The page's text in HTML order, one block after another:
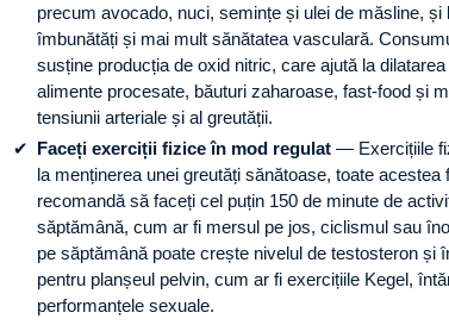
precum avocado, nuci, semințe și ulei de măsline,
îmbunătăți și mai mult sănătatea vasculară.
susține producția de oxid nitric, care ajută la
alimente procesate, băuturi zaharoase, fast-food și
tensiunii arteriale și al greutății.
Faceți exerciții fizice în mod regulat — Exercițiile
la menținerea unei greutăți sănătoase, toate
recomandă să faceți cel puțin 150 de minute de
săptămână, cum ar fi mersul pe jos, ciclismul sau
pe săptămână poate crește nivelul de testosteron
pentru planșeul pelvin, cum ar fi exercițiile Kegel,
performanțele sexuale.